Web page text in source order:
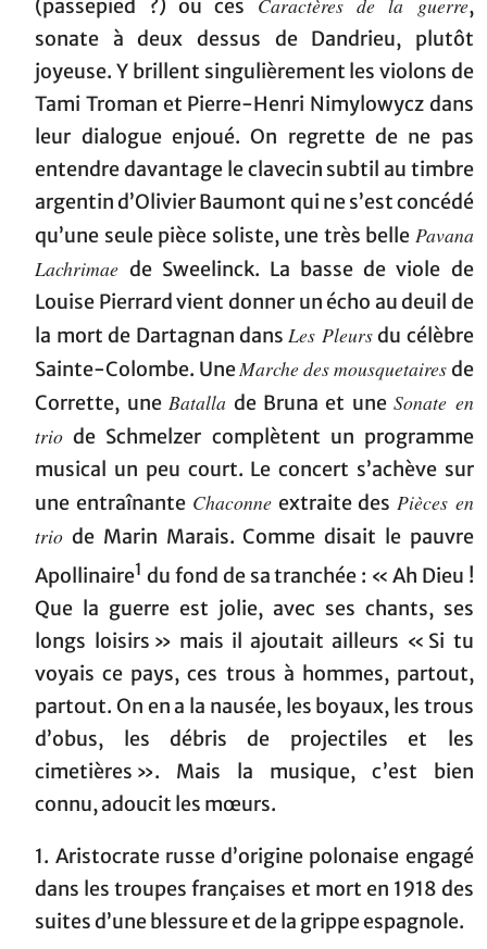
(passepied ?) ou ces Caractères de la guerre,
sonate à deux dessus de Dandrieu, plutôt
joyeuse. Y brillent singulièrement les violons de
Tami Troman et Pierre-Henri Nimylowycz dans
leur dialogue enjoué. On regrette de ne pas
entendre davantage le clavecin subtil au timbre
argentin d’Olivier Baumont qui ne s’est concédé
qu’une seule pièce soliste, une très belle Pavana
Lachrimae de Sweelinck. La basse de viole de
Louise Pierrard vient donner un écho au deuil de
la mort de Dartagnan dansLes Pleursdu célèbre
Sainte-Colombe. UneMarche des mousquetairesde
Corrette, uneBatalla de Bruna et uneSonate en
trio de Schmelzer complètent un programme
musical un peu court. Le concert s’achève sur
une entraînante Chaconneextraite des Pièces en
trio de Marin Marais. Comme disait le pauvre
Apollinaire1 du fond de sa tranchée : « Ah Dieu !
Que la guerre est jolie, avec ses chants, ses
longs loisirs » mais il ajoutait ailleurs « Si tu
voyais ce pays, ces trous à hommes, partout,
partout. On en a la nausée, les boyaux, les trous
d’obus, les débris de projectiles et les
cimetières ». Mais la musique, c’est bien
connu, adoucit les mœurs.
1. Aristocrate russe d’origine polonaise engagé
dans les troupes françaises et mort en 1918 des
suites d’une blessure et de la grippe espagnole.